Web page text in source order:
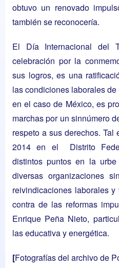
obtuvo un renovado
también se reconocería.
El Día Internacional del
celebración por la
sus logros, es una
las condiciones laborales
en el caso de México, es
marchas por un sinnúmero
respeto a sus derechos.
2014 en el Distrito
distintos puntos en la
diversas organizaciones
reivindicaciones laborales
contra de las reformas
Enrique Peña Nieto,
las educativa y energética.
[Fotografías del archivo de